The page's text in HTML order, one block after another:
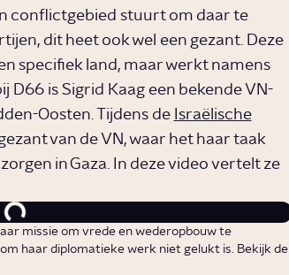
conflictgebied stuurt om daar te
dit heet ook wel een gezant. Deze
specifiek land, maar werkt namens
D66 is Sigrid Kaag een bekende VN-
Oosten. Tijdens de Israëlische
van de VN, waar het haar taak
in Gaza. In deze video vertelt ze
missie om vrede en wederopbouw te
haar diplomatieke werk niet gelukt is. Bekijk de